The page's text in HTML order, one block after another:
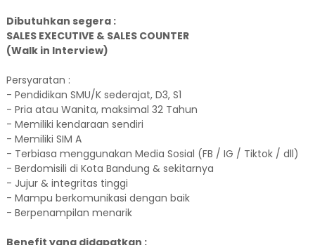
Dibutuhkan segera :
SALES EXECUTIVE & SALES COUNTER
(Walk in Interview)
Persyaratan :
- Pendidikan SMU/K sederajat, D3, S1
- Pria atau Wanita, maksimal 32 Tahun
- Memiliki kendaraan sendiri
- Memiliki SIM A
- Terbiasa menggunakan Media Sosial (FB / IG / Tiktok / dll)
- Berdomisili di Kota Bandung & sekitarnya
- Jujur & integritas tinggi
- Mampu berkomunikasi dengan baik
- Berpenampilan menarik